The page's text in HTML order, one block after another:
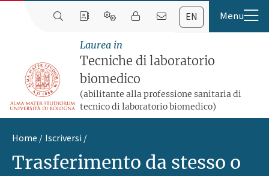
EN
Laurea in
Tecniche di laboratorio
biomedico
(abilitante alla professione sanitaria di
tecnico di laboratorio biomedico)
Home Iscriversi
Trasferimento da stesso o